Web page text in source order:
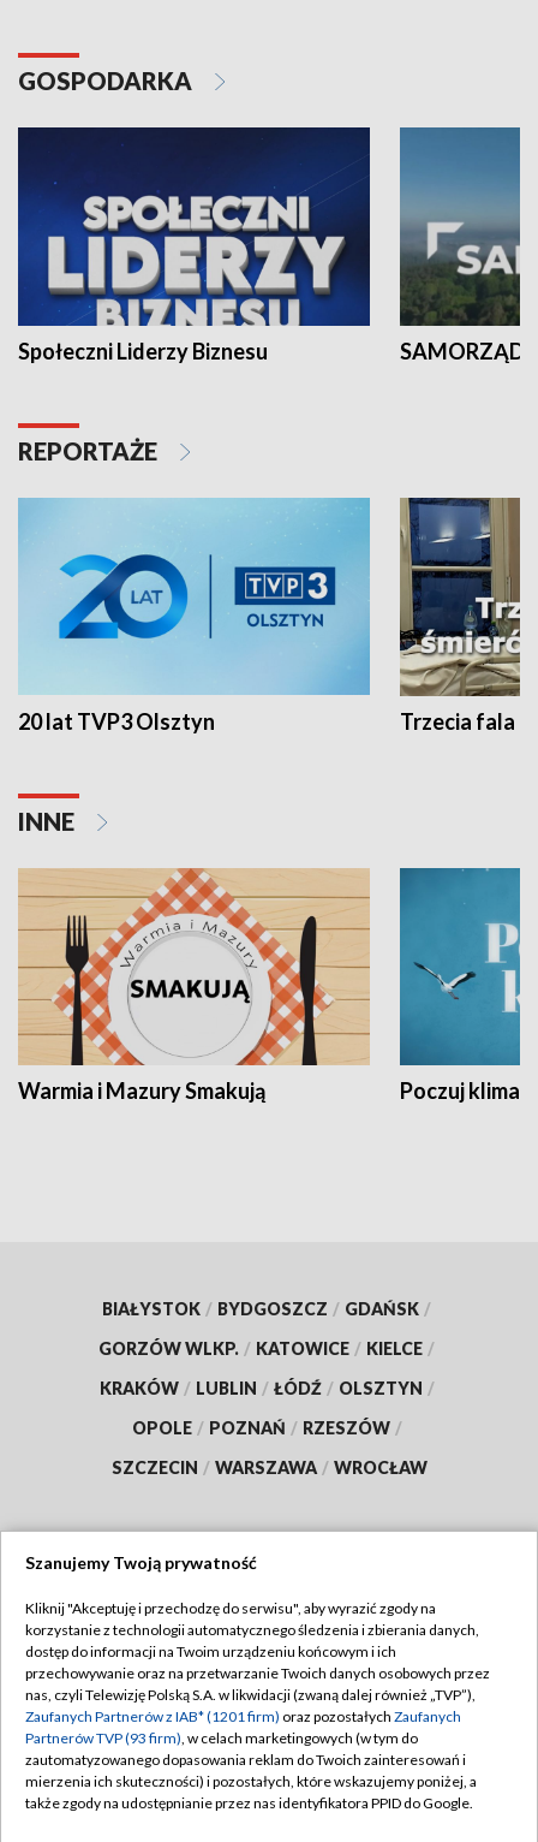
GOSPODARKA
Społeczni Liderzy Biznesu SAMORZĄD
REPORTAŻE
20 lat TVP3 Olsztyn Trzecia fala -
INNE
Warmia i Mazury Smakują Poczuj klimat
BIAŁYSTOK / BYDGOSZCZ / GDAŃSK /
GORZÓW WLKP. / KATOWICE / KIELCE /
KRAKÓW / LUBLIN / ŁÓDŹ / OLSZTYN /
OPOLE / POZNAŃ / RZESZÓW /
SZCZECIN / WARSZAWA / WROCŁAW
TVP
Abonament TVP
Emisja w TVP
Centrum informacji TVP
Naziemna Telewizja Cyfrowa
Regulamin TVP
Polityka prywatności
Moje zgody
Pomoc
Szanujemy Twoją prywatność
Kliknij "Akceptuję i przechodzę do serwisu", aby wyrazić zgody na
korzystanie z technologii automatycznego śledzenia i zbierania danych,
dostęp do informacji na Twoim urządzeniu końcowym i ich
przechowywanie oraz na przetwarzanie Twoich danych osobowych przez
nas, czyli Telewizję Polską S.A. w likwidacji (zwaną dalej również „TVP”),
Zaufanych Partnerów z IAB* (1201 firm) oraz pozostałych Zaufanych
Partnerów TVP (93 firm), w celach marketingowych (w tym do
zautomatyzowanego dopasowania reklam do Twoich zainteresowań i
mierzenia ich skuteczności) i pozostałych, które wskazujemy poniżej, a
także zgody na udostępnianie przez nas identyfikatora PPID do Google.